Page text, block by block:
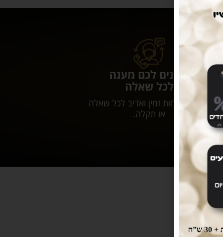
נותנים לכם מענה
לכל שאלה
שירות לקוחות זמין ואדיב לכל שאלה
או תקלה.